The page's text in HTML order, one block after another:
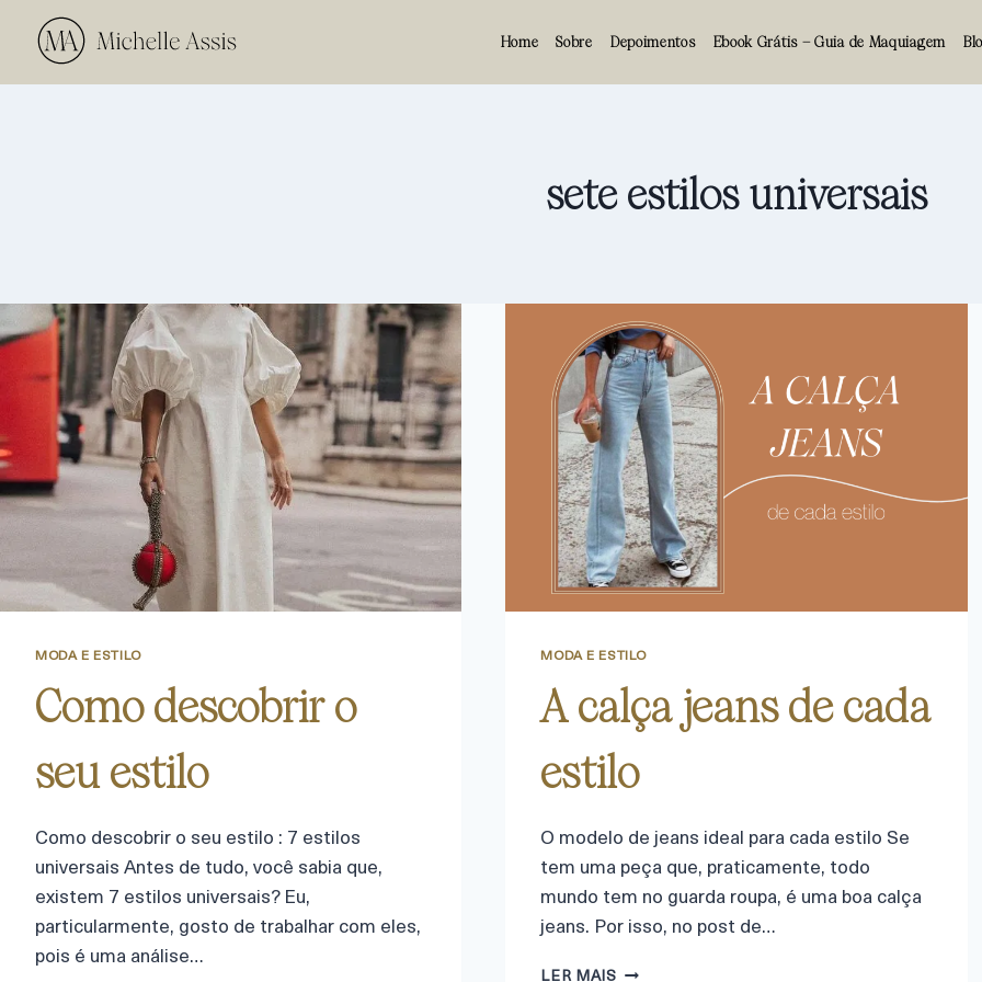
Home Sobre Depoimentos Ebook Grátis – Guia de Maquiagem
sete estilos universais
MODA E ESTILO
Como descobrir o
seu estilo
Como descobrir o seu estilo : 7 estilos
universais Antes de tudo, você sabia que,
existem 7 estilos universais? Eu,
particularmente, gosto de trabalhar com eles,
pois é uma análise…
MODA E ESTILO
A calça jeans de cada
estilo
O modelo de jeans ideal para cada estilo Se
tem uma peça que, praticamente, todo
mundo tem no guarda roupa, é uma boa calça
jeans. Por isso, no post de…
LER MAIS